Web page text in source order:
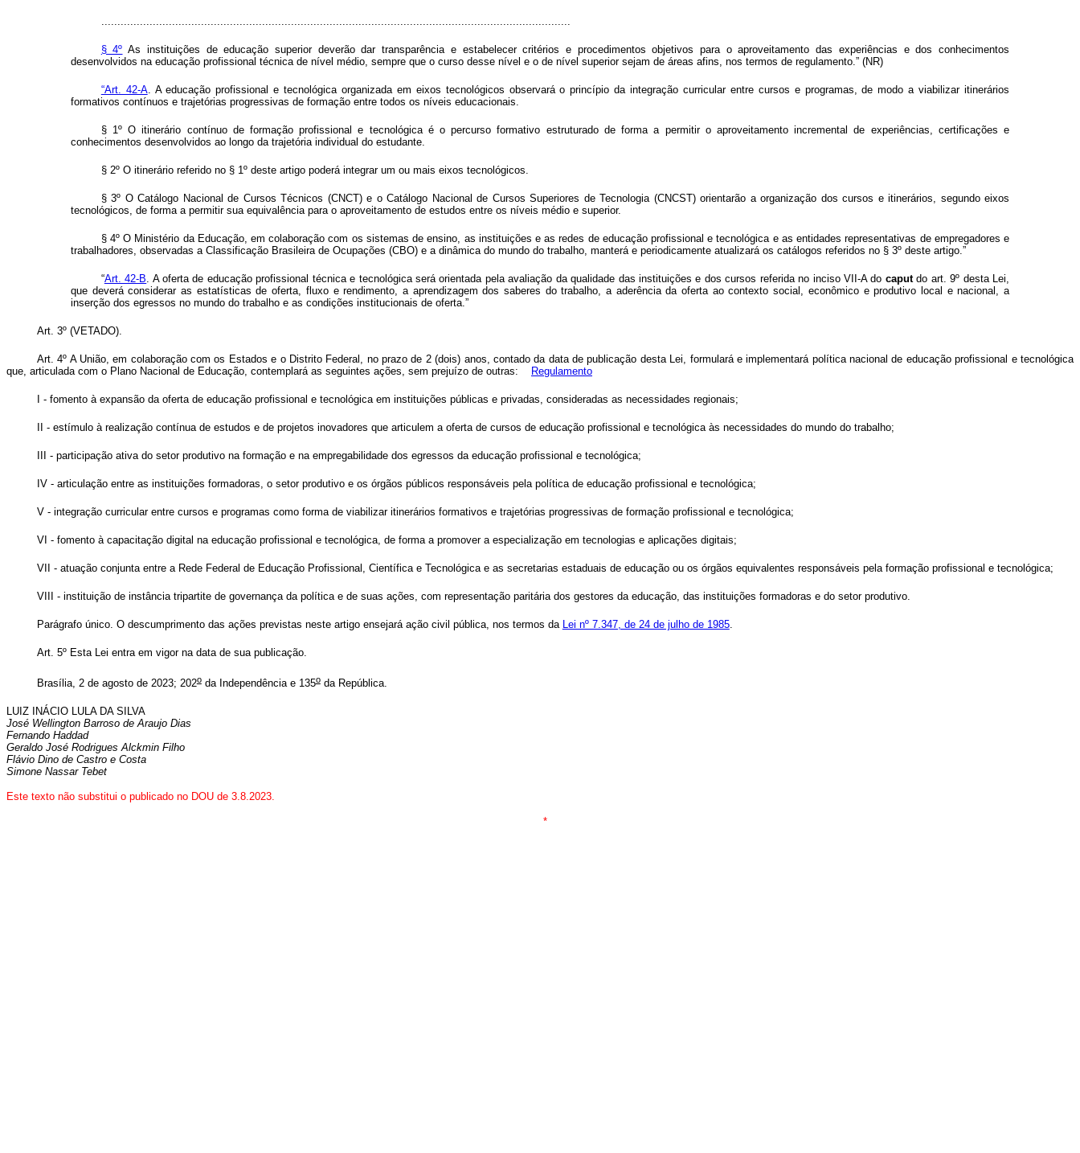
..................................................................................................................................................
§ 4º As instituições de educação superior deverão dar transparência e estabelecer critérios e procedimentos objetivos para o aproveitamento das experiências e dos conhecimentos
desenvolvidos na educação profissional técnica de nível médio, sempre que o curso desse nível e o de nível superior sejam de áreas afins, nos termos de regulamento.” (NR)
“Art. 42-A. A educação profissional e tecnológica organizada em eixos tecnológicos observará o princípio da integração curricular entre cursos e programas, de modo a viabilizar itinerários
formativos contínuos e trajetórias progressivas de formação entre todos os níveis educacionais.
§ 1º O itinerário contínuo de formação profissional e tecnológica é o percurso formativo estruturado de forma a permitir o aproveitamento incremental de experiências, certificações e
conhecimentos desenvolvidos ao longo da trajetória individual do estudante.
§ 2º O itinerário referido no § 1º deste artigo poderá integrar um ou mais eixos tecnológicos.
§ 3º O Catálogo Nacional de Cursos Técnicos (CNCT) e o Catálogo Nacional de Cursos Superiores de Tecnologia (CNCST) orientarão a organização dos cursos e itinerários, segundo eixos
tecnológicos, de forma a permitir sua equivalência para o aproveitamento de estudos entre os níveis médio e superior.
§ 4º O Ministério da Educação, em colaboração com os sistemas de ensino, as instituições e as redes de educação profissional e tecnológica e as entidades representativas de empregadores e
trabalhadores, observadas a Classificação Brasileira de Ocupações (CBO) e a dinâmica do mundo do trabalho, manterá e periodicamente atualizará os catálogos referidos no § 3º deste artigo.”
“Art. 42-B. A oferta de educação profissional técnica e tecnológica será orientada pela avaliação da qualidade das instituições e dos cursos referida no inciso VII-A do caputdo art. 9º desta Lei,
que deverá considerar as estatísticas de oferta, fluxo e rendimento, a aprendizagem dos saberes do trabalho, a aderência da oferta ao contexto social, econômico e produtivo local e nacional, a
inserção dos egressos no mundo do trabalho e as condições institucionais de oferta.”
Art. 3º (VETADO).
Art. 4º A União, em colaboração com os Estados e o Distrito Federal, no prazo de 2 (dois) anos, contado da data de publicação desta Lei, formulará e implementará política nacional de educação profissional e tecnológica
que, articulada com o Plano Nacional de Educação, contemplará as seguintes ações, sem prejuízo de outras:
Regulamento
I - fomento à expansão da oferta de educação profissional e tecnológica em instituições públicas e privadas, consideradas as necessidades regionais;
II - estímulo à realização contínua de estudos e de projetos inovadores que articulem a oferta de cursos de educação profissional e tecnológica às necessidades do mundo do trabalho;
III - participação ativa do setor produtivo na formação e na empregabilidade dos egressos da educação profissional e tecnológica;
IV - articulação entre as instituições formadoras, o setor produtivo e os órgãos públicos responsáveis pela política de educação profissional e tecnológica;
V - integração curricular entre cursos e programas como forma de viabilizar itinerários formativos e trajetórias progressivas de formação profissional e tecnológica;
VI - fomento à capacitação digital na educação profissional e tecnológica, de forma a promover a especialização em tecnologias e aplicações digitais;
VII - atuação conjunta entre a Rede Federal de Educação Profissional, Científica e Tecnológica e as secretarias estaduais de educação ou os órgãos equivalentes responsáveis pela formação profissional e tecnológica;
VIII - instituição de instância tripartite de governança da política e de suas ações, com representação paritária dos gestores da educação, das instituições formadoras e do setor produtivo.
Parágrafo único. O descumprimento das ações previstas neste artigo ensejará ação civil pública, nos termos da Lei nº 7.347, de 24 de julho de 1985.
Art. 5º Esta Lei entra em vigor na data de sua publicação.
Brasília, 2 de agosto de 2023; 202oda Independência e 135oda República.
LUIZ INÁCIO LULA DA SILVA
José Wellington Barroso de Araujo Dias
Fernando Haddad
Geraldo José Rodrigues Alckmin Filho
Flávio Dino de Castro e Costa
Simone Nassar Tebet
Este texto não substitui o publicado no DOU de 3.8.2023.
*